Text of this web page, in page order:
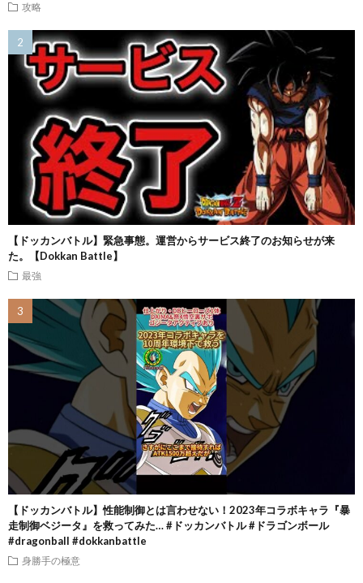
攻略
【ドッカンバトル】緊急事態。運営からサービス終了のお知らせが来
た。【Dokkan Battle】
最強
【ドッカンバトル】性能制御とは言わせない！2023年コラボキャラ『暴
走制御ベジータ』を救ってみた… #ドッカンバトル #ドラゴンボール
#dragonball #dokkanbattle
身勝手の極意